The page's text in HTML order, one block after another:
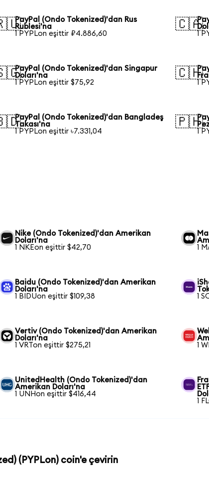
PayPal (Ondo Tokenized)'dan Rus
Rublesi'na
1 PYPLon eşittir ₽4.886,60
🇨🇦
1
PayPal (Ondo Tokenized)'dan Singapur
Doları'na
1 PYPLon eşittir $75,92
🇨🇭
1
PayPal (Ondo Tokenized)'dan Bangladeş
Takası'na
1 PYPLon eşittir ৳7.331,04
🇵🇭
1
Nike (Ondo Tokenized)'dan Amerikan
Doları'na
1 NKEon eşittir $42,70
1
Baidu (Ondo Tokenized)'dan Amerikan
Doları'na
1 BIDUon eşittir $109,38
1
Vertiv (Ondo Tokenized)'dan Amerikan
Doları'na
1 VRTon eşittir $275,21
1
UnitedHealth (Ondo Tokenized)'dan
Amerikan Doları'na
1 UNHon eşittir $416,44
1
(PYPLon) coin'e çevirin